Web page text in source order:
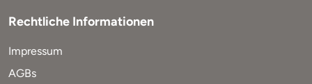
Rechtliche Informationen
Impressum
AGBs